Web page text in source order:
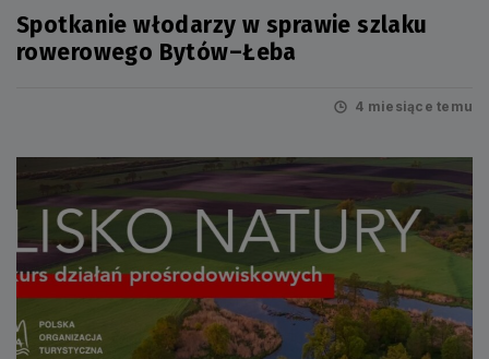
Spotkanie włodarzy w sprawie szlaku
rowerowego Bytów–Łeba
4 miesiące temu